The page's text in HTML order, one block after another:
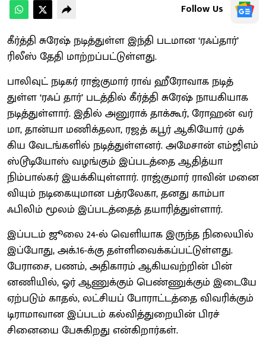
Follow Us
கீர்த்தி சுரேஷ் நடித்​துள்ள இந்தி படமான ‘ரஃப்​தார்’
ரிலீஸ் தேதி மாற்​றப்​பட்​டுள்​ளது.
பாலிவுட் நடிகர் ராஜ்கு​மார் ராவ் ஹீரோ​வாக நடித்​
துள்ள ‘ரஃப் ​தார்’ படத்​தில் கீர்த்தி சுரேஷ் நாயகி​யாக
நடித்​துள்​ளார். இதில் அனுராக் தாக்​கூர், ரோஹன் வர்​
மா, தான்யா மணிக்​தலா, ரஜத் கபூர் ஆகியோர் முக்​
கிய வேடங்​களில் நடித்​துள்​ளனர். அமே​சான் எம்ஜிஎம்
ஸ்டூடியோஸ் வழங்​கும் இப்​படத்தை ஆதித்யா
நிம்பால்கர் இயக்​கி​யுள்​ளார். ராஜ்கு​மார் ராவின் மனை​
வி​யும் நடிகை​யு​மான பத்​ரலே​கா, தனது காம்பா
ஃபிலிம் மூலம் இப்படத்தைத் தயாரித்​துள்​ளார்.
இப்​படம் ஜூலை 24-ல் வெளி​யாக இருந்த நிலை​யில்
இப்​போது, அக்​.16-க்கு தள்​ளிவைக்​கப்​பட்​டுள்​ளது.
பேராசை, பணம், அதிகாரம் ஆகிய​வற்​றின் பின்​
னணி​யில், ஓர் ஆணுக்​கும் பெண்ணுக்கும் இடையே
ஏற்​படும் காதல், லட்​சி​யப் போராட்டத்தை விவரிக்​கும்
டிரா​மா​வான இப்​படம் கல்​வித்​துறையின் பிரச்​
சினையை பேசுகிறது என்​கிறார்​கள்​.